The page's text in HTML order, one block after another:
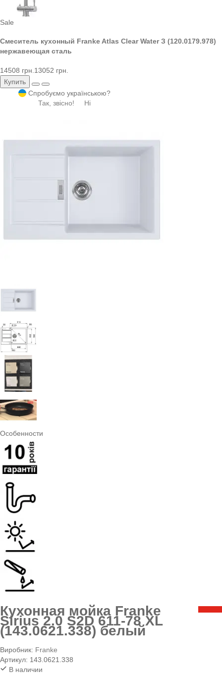
Sale
Смеситель кухонный Franke Atlas Clear Water З (120.0179.978)
нержавеющая сталь
14508 грн. 13052 грн.
Купить
Спробуємо українською?
Так, звісно!
Ні
Особенности
Кухонная мойка Franke
Sirius 2.0 S2D 611-78 XL
(143.0621.338) белый
Виробник: Franke
Артикул: 143.0621.338
В наличии